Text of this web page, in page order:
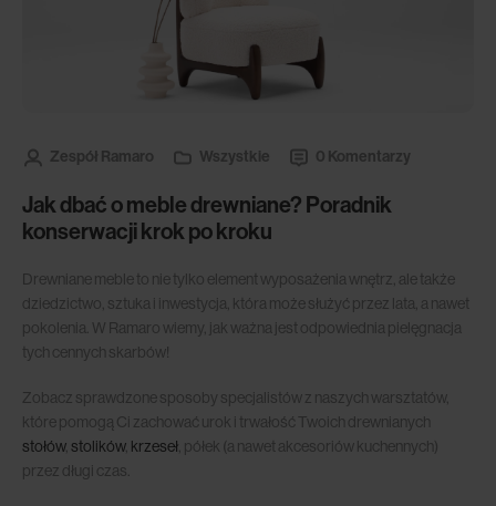
Zespół Ramaro Wszystkie 0 Komentarzy
Jak dbać o meble drewniane? Poradnik
konserwacji krok po kroku
Drewniane meble to nie tylko element wyposażenia wnętrz, ale także
dziedzictwo, sztuka i inwestycja, która może służyć przez lata, a nawet
pokolenia. W Ramaro wiemy, jak ważna jest odpowiednia pielęgnacja
tych cennych skarbów!
Zobacz sprawdzone sposoby specjalistów z naszych warsztatów,
które pomogą Ci zachować urok i trwałość Twoich drewnianych
stołów, stolików, krzeseł , półek (a nawet akcesoriów kuchennych)
przez długi czas.